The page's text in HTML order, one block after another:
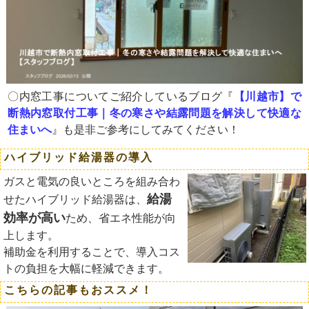
〇内窓工事についてご紹介しているブログ『
【川越市】で
断熱内窓取付工事｜冬の寒さや結露問題を解決して快適な
住まいへ』も是非ご参考にしてみてください！
ハイブリッド給湯器の導入
ガスと電気の良いところを組み合わ
せたハイブリッド給湯器は、 給湯
効率が高いため、省エネ性能が向
上します。
補助金を利用することで、導入コス
トの負担を大幅に軽減できます。
こちらの記事もおススメ！